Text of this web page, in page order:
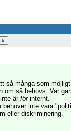
så många som
om så behövs. Var
är förinternt.
behöver inte vara
eller diskriminering.